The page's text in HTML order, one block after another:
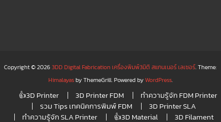
Copyright © 20263DD Digital Fabrication เครื่องพิมพ์3มิติ สแกนเนอร์ เลเซอร์. Theme:
Himalayasby ThemeGrill. Powered byWordPress.
👍3D Printer 3D Printer FDM
ทำความรู้จัก FDM Printer
รวม Tips เทคนิคการพิมพ์ FDM
3D Printer SLA
ทำความรู้จัก SLA Printer
👍3D Material
3D Filament